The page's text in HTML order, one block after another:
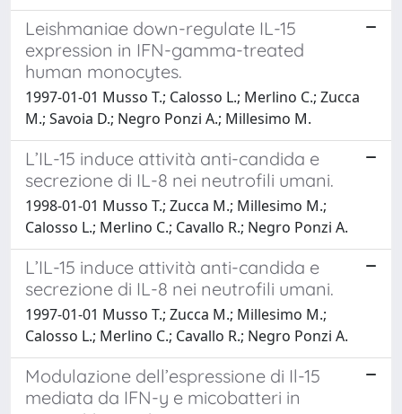
Leishmaniae down-regulate IL-15
expression in IFN-gamma-treated
human monocytes.
1997-01-01 Musso T.; Calosso L.; Merlino C.; Zucca
M.; Savoia D.; Negro Ponzi A.; Millesimo M.
L’IL-15 induce attività anti-candida e
secrezione di IL-8 nei neutrofili umani.
1998-01-01 Musso T.; Zucca M.; Millesimo M.;
Calosso L.; Merlino C.; Cavallo R.; Negro Ponzi A.
L’IL-15 induce attività anti-candida e
secrezione di IL-8 nei neutrofili umani.
1997-01-01 Musso T.; Zucca M.; Millesimo M.;
Calosso L.; Merlino C.; Cavallo R.; Negro Ponzi A.
Modulazione dell’espressione di Il-15
mediata da IFN-y e micobatteri in